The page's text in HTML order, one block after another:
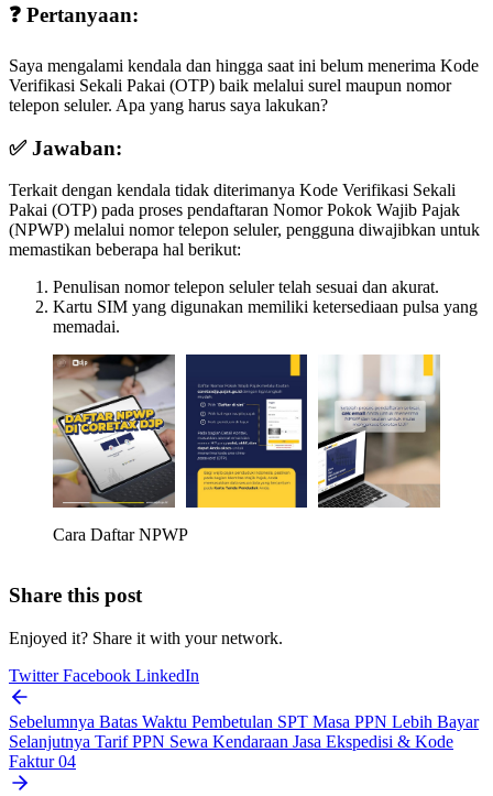
❓ Pertanyaan:
Saya mengalami kendala dan hingga saat ini belum menerima Kode
Verifikasi Sekali Pakai (OTP) baik melalui surel maupun nomor
telepon seluler. Apa yang harus saya lakukan?
✅ Jawaban:
Terkait dengan kendala tidak diterimanya Kode Verifikasi Sekali
Pakai (OTP) pada proses pendaftaran Nomor Pokok Wajib Pajak
(NPWP) melalui nomor telepon seluler, pengguna diwajibkan untuk
memastikan beberapa hal berikut:
Penulisan nomor telepon seluler telah sesuai dan akurat.
Kartu SIM yang digunakan memiliki ketersediaan pulsa yang
memadai.
Cara Daftar NPWP
Share this post
Enjoyed it? Share it with your network.
TwitterFacebook LinkedIn
Sebelumnya Batas Waktu Pembetulan SPT Masa PPN Lebih Bayar
Selanjutnya Tarif PPN Sewa Kendaraan Jasa Ekspedisi & Kode
Faktur 04